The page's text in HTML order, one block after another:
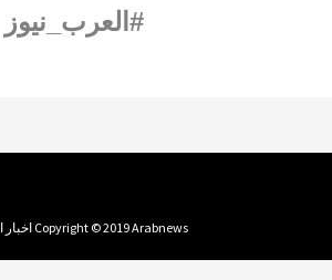
Copyright © 2019 Arabnews اخبار العرب - كل العرب - . All Rights Reserved. Designed by